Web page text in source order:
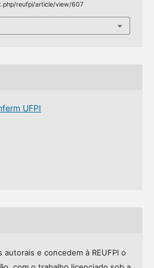
reufpi/article/view/607
UFPI
e concedem à REUFPI o